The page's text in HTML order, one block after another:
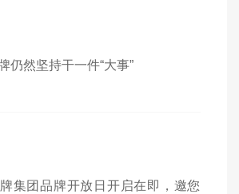
仍然坚持干一件“大事”
集团品牌开放日开启在即，邀您